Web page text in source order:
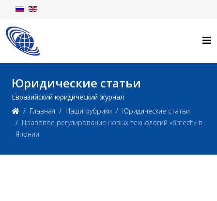
Юридические статьи
Евразийский юридический журнал
Главная
Наши рубрики
Юридические статьи
Правовое регулирование новых технологий «fintech» в
Японии